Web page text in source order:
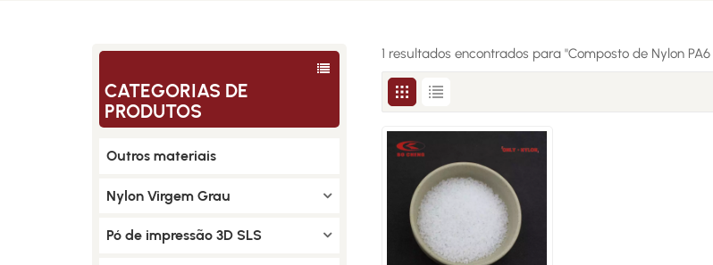
CATEGORIAS DE
PRODUTOS
Outros materiais
Nylon Virgem Grau
Pó de impressão 3D SLS
1 resultados encontrados para "Composto de Nylon